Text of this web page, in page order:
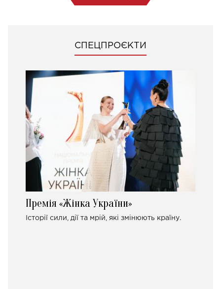
СПЕЦПРОЄКТИ
Премія «Жінка України»
Історії сили, дії та мрій, які змінюють країну.